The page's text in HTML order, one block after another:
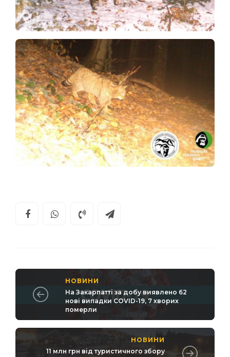
НОВИНИ
На Закарпатті за добу виявлено 62
нові випадки COVID-19, 7 хворих
померли
НОВИНИ
11 млн грн від туристичного збору